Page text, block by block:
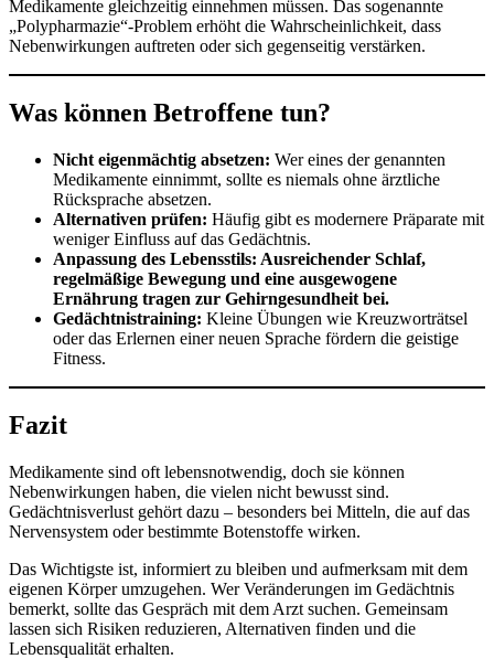
Medikamente gleichzeitig einnehmen müssen. Das sogenannte
„Polypharmazie“-Problem erhöht die Wahrscheinlichkeit, dass
Nebenwirkungen auftreten oder sich gegenseitig verstärken.
Was können Betroffene tun?
Nicht eigenmächtig absetzen: Wer eines der genannten
Medikamente einnimmt, sollte es niemals ohne ärztliche
Rücksprache absetzen.
Alternativen prüfen: Häufig gibt es modernere Präparate mit
weniger Einfluss auf das Gedächtnis.
Anpassung des Lebensstils: Ausreichender Schlaf,
regelmäßige Bewegung und eine ausgewogene
Ernährung tragen zur Gehirngesundheit bei.
Gedächtnistraining: Kleine Übungen wie Kreuzworträtsel
oder das Erlernen einer neuen Sprache fördern die geistige
Fitness.
Fazit
Medikamente sind oft lebensnotwendig, doch sie können
Nebenwirkungen haben, die vielen nicht bewusst sind.
Gedächtnisverlust gehört dazu – besonders bei Mitteln, die auf das
Nervensystem oder bestimmte Botenstoffe wirken.
Das Wichtigste ist, informiert zu bleiben und aufmerksam mit dem
eigenen Körper umzugehen. Wer Veränderungen im Gedächtnis
bemerkt, sollte das Gespräch mit dem Arzt suchen. Gemeinsam
lassen sich Risiken reduzieren, Alternativen finden und die
Lebensqualität erhalten.